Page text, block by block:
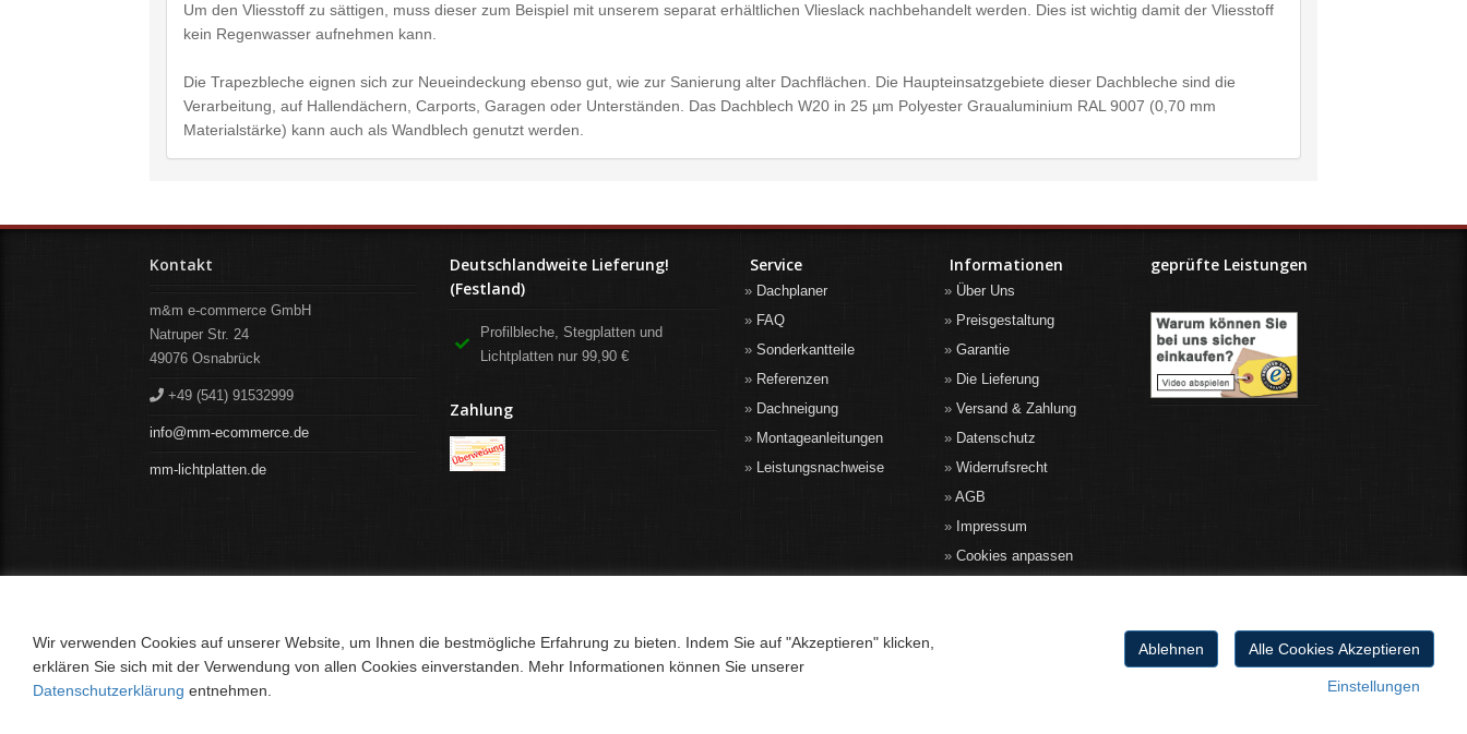
Um den Vliesstoff zu sättigen, muss dieser zum Beispiel mit unserem separat erhältlichen Vlieslack nachbehandelt werden. Dies ist wichtig damit der Vliesstoff
kein Regenwasser aufnehmen kann.
Die Trapezbleche eignen sich zur Neueindeckung ebenso gut, wie zur Sanierung alter Dachflächen. Die Haupteinsatzgebiete dieser Dachbleche sind die
Verarbeitung, auf Hallendächern, Carports, Garagen oder Unterständen. Das Dachblech W20 in 25 µm Polyester Graualuminium RAL 9007 (0,70 mm
Materialstärke) kann auch als Wandblech genutzt werden.
Kontakt
m&m e-commerce GmbH
Natruper Str. 24
49076 Osnabrück
+49 (541) 91532999
info@mm-ecommerce.de
mm-lichtplatten.de
Deutschlandweite Lieferung!
(Festland)
Profilbleche, Stegplatten und
Lichtplatten nur 99,90 €
Zahlung
Service
Dachplaner
FAQ
Sonderkantteile
Referenzen
Dachneigung
Montageanleitungen
Leistungsnachweise
Informationen
Über Uns
Preisgestaltung
Garantie
Die Lieferung
Versand & Zahlung
Datenschutz
Widerrufsrecht
AGB
Impressum
Cookies anpassen
geprüfte Leistungen
Wir verwenden Cookies auf unserer Website, um Ihnen die bestmögliche Erfahrung zu bieten. Indem Sie auf "Akzeptieren" klicken,
erklären Sie sich mit der Verwendung von allen Cookies einverstanden. Mehr Informationen können Sie unserer
Datenschutzerklärung entnehmen.
Alle Cookies Akzeptieren
Ablehnen
Einstellungen